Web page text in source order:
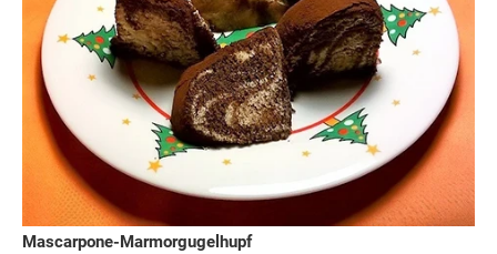
Mascarpone-Marmorgugelhupf